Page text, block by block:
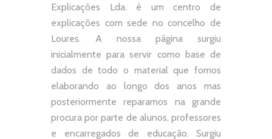
Explicações Lda. é um centro de
explicações com sede no concelho de
Loures. A nossa página surgiu
inicialmente para servir como base de
dados de todo o material que fomos
elaborando ao longo dos anos mas
posteriormente reparamos na grande
procura por parte de alunos, professores
e encarregados de educação. Surgiu